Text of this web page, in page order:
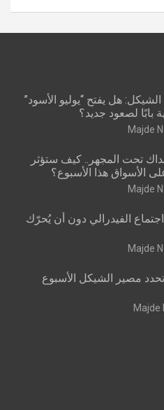
هل يفتح “يوليو الأسود”
بابًا لصعود جديد؟
Majde
تحت المجهر.. كيف ستؤثر
على الأسواق هذا الأسبوع؟
Majde
الفيدرالي دون أن يُحرّك
Majde
مصير الشيكل الأسبوع
Majde